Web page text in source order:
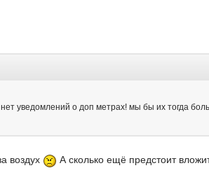
уведомлений о доп метрах! мы бы их тогда
воздух
А сколько ещё предстоит